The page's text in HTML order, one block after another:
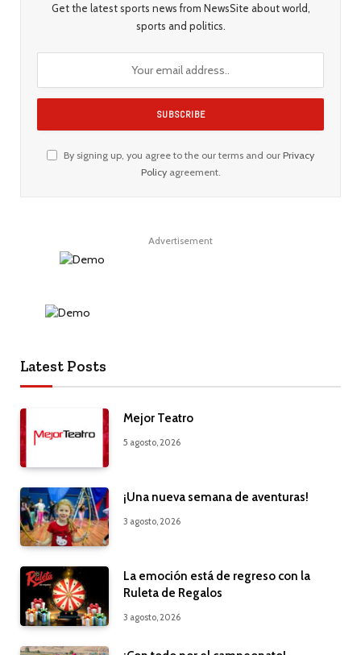
Get the latest sports news from NewsSite about world,
sports and politics.
By signing up, you agree to the our terms and our Privacy
Policyagreement.
Advertisement
Latest Posts
Mejor Teatro
5 agosto, 2026
¡Una nueva semana de aventuras!
3 agosto, 2026
La emoción está de regreso con la
Ruleta de Regalos
3 agosto, 2026